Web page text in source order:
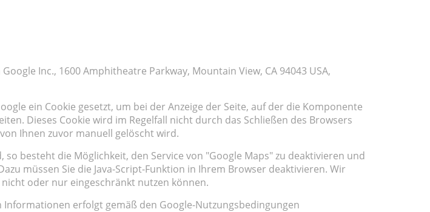
Inc., 1600 Amphitheatre Parkway, Mountain View, CA 94043 USA,
ein Cookie gesetzt, um bei der Anzeige der Seite, auf der die Komponente
Dieses Cookie wird im Regelfall nicht durch das Schließen des Browsers
Ihnen zuvor manuell gelöscht wird.
besteht die Möglichkeit, den Service von "Google Maps" zu deaktivieren und
müssen Sie die Java-Script-Funktion in Ihrem Browser deaktivieren. Wir
nicht oder nur eingeschränkt nutzen können.
erfolgt gemäß den Google-Nutzungsbedingungen